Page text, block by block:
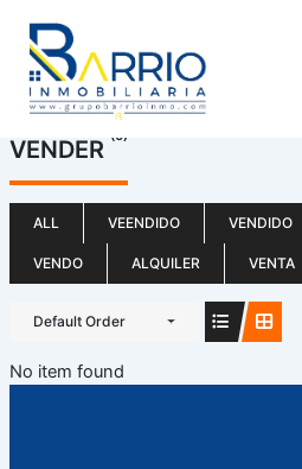
contenido
VENDER (0)
ALL VEENDIDO VENDIDO
VENDO ALQUILER VENTA
Default Order
No item found